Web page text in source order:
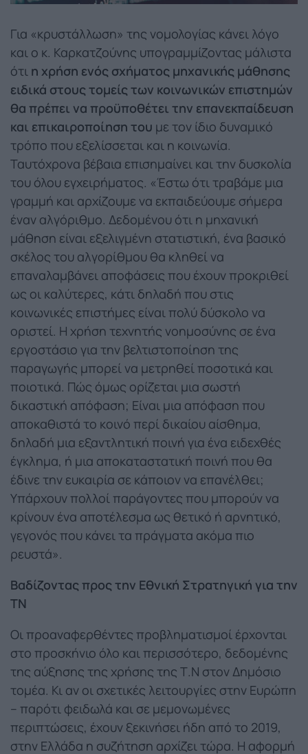
Για «κρυστάλλωση» της νομολογίας κάνει λόγο
και ο κ. Καρκατζούνης υπογραμμίζοντας μάλιστα
ότι η χρήση ενός σχήματος μηχανικής μάθησης
ειδικά στους τομείς των κοινωνικών επιστημών
θα πρέπει να προϋποθέτει την επανεκπαίδευση
και επικαιροποίηση του με τον ίδιο δυναμικό
τρόπο που εξελίσσεται και η κοινωνία.
Ταυτόχρονα βέβαια επισημαίνει και την δυσκολία
του όλου εγχειρήματος. «Έστω ότι τραβάμε μια
γραμμή και αρχίζουμε να εκπαιδεύουμε σήμερα
έναν αλγόριθμο. Δεδομένου ότι η μηχανική
μάθηση είναι εξελιγμένη στατιστική, ένα βασικό
σκέλος του αλγορίθμου θα κληθεί να
επαναλαμβάνει αποφάσεις που έχουν προκριθεί
ως οι καλύτερες, κάτι δηλαδή που στις
κοινωνικές επιστήμες είναι πολύ δύσκολο να
οριστεί. Η χρήση τεχνητής νοημοσύνης σε ένα
εργοστάσιο για την βελτιστοποίηση της
παραγωγής μπορεί να μετρηθεί ποσοτικά και
ποιοτικά. Πώς όμως ορίζεται μια σωστή
δικαστική απόφαση; Είναι μια απόφαση που
αποκαθιστά το κοινό περί δικαίου αίσθημα,
δηλαδή μια εξαντλητική ποινή για ένα ειδεχθές
έγκλημα, ή μια αποκαταστατική ποινή που θα
έδινε την ευκαιρία σε κάποιον να επανέλθει;
Υπάρχουν πολλοί παράγοντες που μπορούν να
κρίνουν ένα αποτέλεσμα ως θετικό ή αρνητικό,
γεγονός που κάνει τα πράγματα ακόμα πιο
ρευστά».
Βαδίζοντας προς την Εθνική Στρατηγική για την
ΤΝ
Οι προαναφερθέντες προβληματισμοί έρχονται
στο προσκήνιο όλο και περισσότερο, δεδομένης
της αύξησης της χρήσης της Τ.Ν στον Δημόσιο
τομέα. Κι αν οι σχετικές λειτουργίες στην Ευρώπη
– παρότι φειδωλά και σε μεμονωμένες
περιπτώσεις, έχουν ξεκινήσει ήδη από το 2019,
στην Ελλάδα η συζήτηση αρχίζει τώρα. Η αφορμή